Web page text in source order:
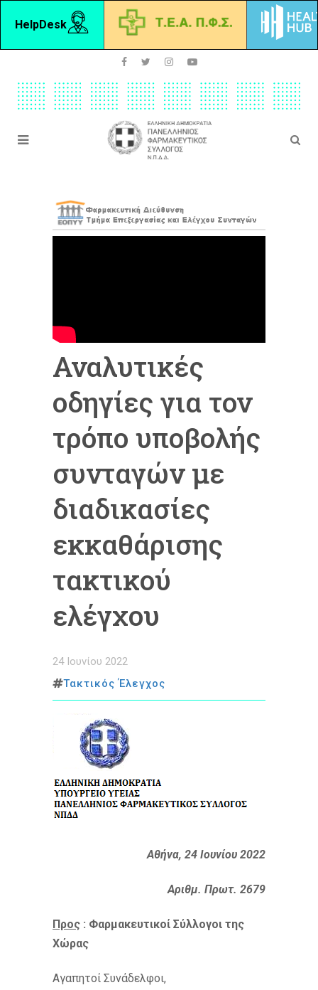
HelpDesk
Αναλυτικές
οδηγίες για τον
τρόπο υποβολής
συνταγών με
διαδικασίες
εκκαθάρισης
τακτικού
ελέγχου
24 Ιουνίου 2022
Τακτικός Έλεγχος
Αθήνα, 24 Ιουνίου 2022
Αριθμ. Πρωτ. 2679
Προς : Φαρμακευτικοί Σύλλογοι της
Χώρας
Αγαπητοί Συνάδελφοι,